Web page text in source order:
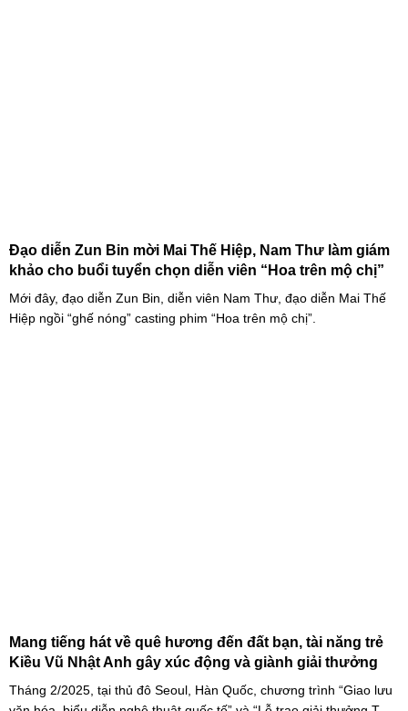
Đạo diễn Zun Bin mời Mai Thế Hiệp, Nam Thư làm giám
khảo cho buổi tuyển chọn diễn viên “Hoa trên mộ chị”
Mới đây, đạo diễn Zun Bin, diễn viên Nam Thư, đạo diễn Mai Thế
Hiệp ngồi “ghế nóng” casting phim “Hoa trên mộ chị”.
Mang tiếng hát về quê hương đến đất bạn, tài năng trẻ
Kiều Vũ Nhật Anh gây xúc động và giành giải thưởng
Tháng 2/2025, tại thủ đô Seoul, Hàn Quốc, chương trình “Giao lưu